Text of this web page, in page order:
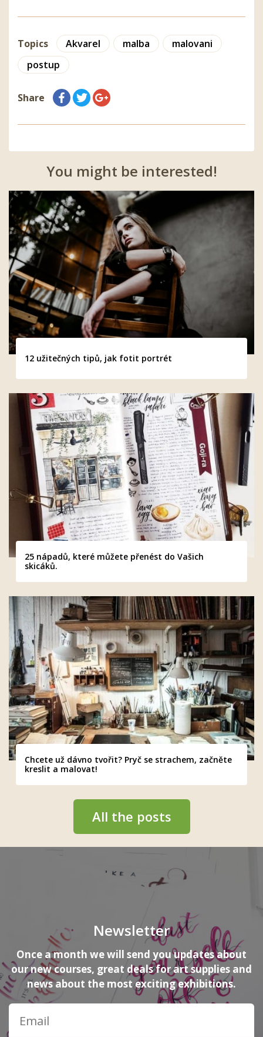
Topics Akvarel malba
malovani
postup
Share
You might be interested!
12 užitečných tipů, jak fotit portrét
25 nápadů, které můžete přenést do Vašich
skicáků.
Chcete už dávno tvořit? Pryč se strachem, začněte
kreslit a malovat!
All the posts
Newsletter
Once a month we will send you updates about
our new courses, great deals for art supplies and
news about the most exciting exhibitions.